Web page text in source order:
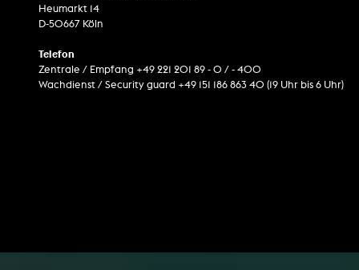
Heumarkt 14
D-50667 Köln
Telefon
Zentrale / Empfang +49 221 201 89 - 0 / - 400
Wachdienst / Security guard +49 151 186 863 40 (19 Uhr bis 6 Uhr)